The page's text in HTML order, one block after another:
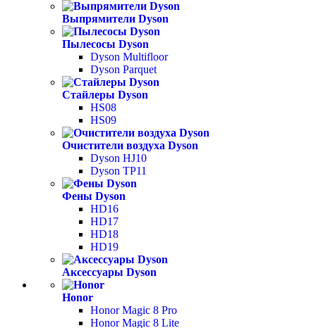
Выпрямители Dyson
Пылесосы Dyson
Dyson Multifloor
Dyson Parquet
Стайлеры Dyson
HS08
HS09
Очистители воздуха Dyson
Dyson HJ10
Dyson TP11
Фены Dyson
HD16
HD17
HD18
HD19
Аксессуары Dyson
Honor
Honor Magic 8 Pro
Honor Magic 8 Lite